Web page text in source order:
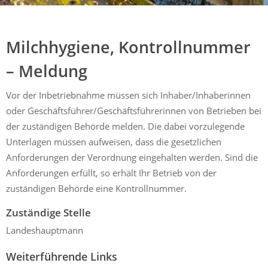
Milchhygiene, Kontrollnummer
– Meldung
Vor der Inbetriebnahme müssen sich Inhaber/Inhaberinnen
oder Geschäftsführer/Geschäftsführerinnen von Betrieben bei
der zuständigen Behörde melden. Die dabei vorzulegende
Unterlagen müssen aufweisen, dass die gesetzlichen
Anforderungen der Verordnung eingehalten werden. Sind die
Anforderungen erfüllt, so erhält Ihr Betrieb von der
zuständigen Behörde eine Kontrollnummer.
Zuständige Stelle
Landeshauptmann
Weiterführende Links